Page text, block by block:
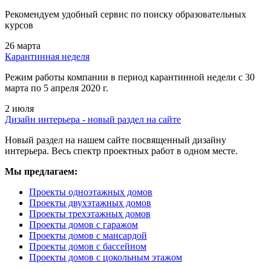
Рекомендуем удобный сервис по поиску образовательных
курсов
26 марта
Карантинная неделя
Режим работы компании в период карантинной недели c 30
марта по 5 апреля 2020 г.
2 июля
Дизайн интерьера - новый раздел на сайте
Новый раздел на нашем сайте посвященный дизайну
интерьера. Весь спектр проектных работ в одном месте.
Мы предлагаем:
Проекты одноэтажных домов
Проекты двухэтажных домов
Проекты трехэтажных домов
Проекты домов с гаражом
Проекты домов с мансардой
Проекты домов с бассейном
Проекты домов с цокольным этажом